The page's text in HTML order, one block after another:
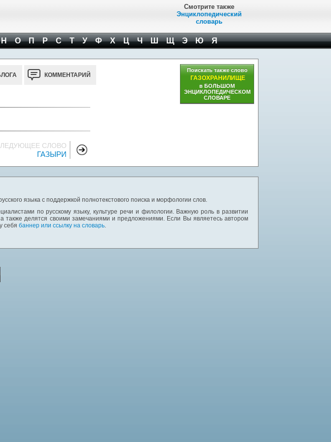
Смотрите также
Энциклопедический
словарь
О П Р С Т У Ф Х Ц Ч Ш Щ Э Ю Я
КОММЕНТАРИЙ
СЛОВО
ГАЗЫРИ
Поискать также слово
ГАЗОХРАНИЛИЩЕ
в БОЛЬШОМ
ЭНЦИКЛОПЕДИЧЕСКОМ
СЛОВАРЕ
языка с поддержкой полнотекстового поиска и морфологии слов.
по русскому языку, культуре речи и филологии. Важную роль в развитии
делятся своими замечаниями и предложениями. Если Вы являетесь автором
себя баннер или ссылку на словарь.